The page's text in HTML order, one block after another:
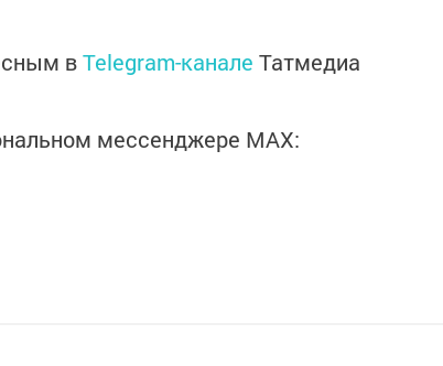
вTelegram-канале Татмедиа
мессенджере MАХ: